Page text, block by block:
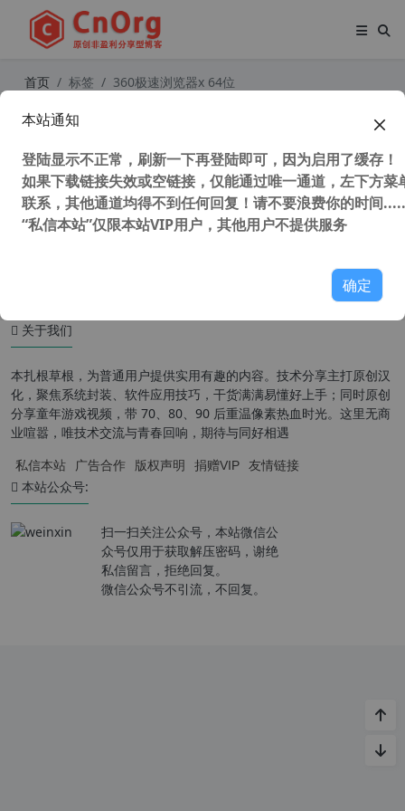
首页 标签 360极速浏览器x 64位
关于我们
本扎根草根，为普通用户提供实用有趣的内容。技术分享主打原创汉
化，聚焦系统封装、软件应用技巧，干货满满易懂好上手；同时原创
分享童年游戏视频，带 70、80、90 后重温像素热血时光。这里无商
业喧嚣，唯技术交流与青春回响，期待与同好相遇
私信本站 广告合作 版权声明 捐赠VIP 友情链接
本站公众号:
扫一扫关注公众号，本站微信公
众号仅用于获取解压密码，谢绝
私信留言，拒绝回复。
微信公众号不引流，不回复。
本站通知
登陆显示不正常，刷新一下再登陆即可，因为启用了缓存！
如果下载链接失效或空链接，仅能通过唯一通道，左下方菜
联系，其他通道均得不到任何回复！请不要浪费你的时间
“私信本站”仅限本站VIP用户，其他用户不提供服务
确定